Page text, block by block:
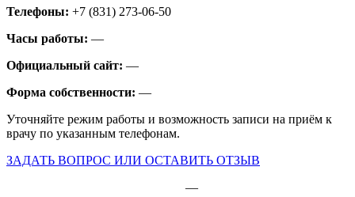
Телефоны: +7 (831) 273-06-50
Часы работы: —
Официальный сайт: —
Форма собственности: —
Уточняйте режим работы и возможность записи на приём к
врачу по указанным телефонам.
ЗАДАТЬ ВОПРОС ИЛИ ОСТАВИТЬ ОТЗЫВ
—